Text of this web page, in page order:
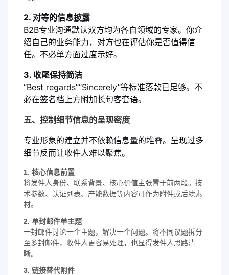
2. 对等的信息披露
B2B专业沟通默认双方均为各自领域的专家。你介
绍自己的业务能力，对方也在评估你是否值得信
任。不必单方面过度示好。
3. 收尾保持简洁
“Best regards”“Sincerely”等标准落款已足够。不
必在签名档上方附加长句客套语。
五、控制细节信息的呈现密度
专业形象的建立并不依赖信息量的堆叠。呈现过多
细节反而让收件人难以聚焦。
1. 核心信息前置
将发件人身份、联系背景、核心价值主张置于前两段。技
术参数、认证列表、产能数据等内容可作为附件或后续素
材。
2. 单封邮件单主题
一封邮件讨论一个主题，解决一个问题。将不同议题拆分
至多封邮件，收件人更容易处理，也显得发件人思路清
晰。
3. 链接替代附件